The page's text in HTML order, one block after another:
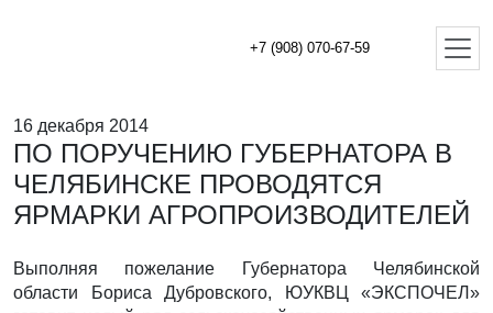
+7 (908) 070-67-59
16 декабря 2014
ПО ПОРУЧЕНИЮ ГУБЕРНАТОРА В
ЧЕЛЯБИНСКЕ ПРОВОДЯТСЯ
ЯРМАРКИ АГРОПРОИЗВОДИТЕЛЕЙ
Выполняя пожелание Губернатора Челябинской
области Бориса Дубровского, ЮУКВЦ «ЭКСПОЧЕЛ»